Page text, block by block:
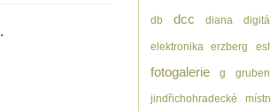
.
db dcc diana
elektronika erzberg
fotogalerie g
jindřichohradecké